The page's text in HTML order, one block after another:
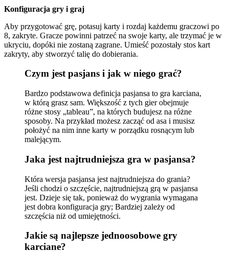
Konfiguracja gry i graj
Aby przygotować grę, potasuj karty i rozdaj każdemu graczowi po
8, zakryte. Gracze powinni patrzeć na swoje karty, ale trzymać je w
ukryciu, dopóki nie zostaną zagrane. Umieść pozostały stos kart
zakryty, aby stworzyć talię do dobierania.
Czym jest pasjans i jak w niego grać?
Bardzo podstawowa definicja pasjansa to gra karciana,
w którą grasz sam. Większość z tych gier obejmuje
różne stosy „tableau”, na których budujesz na różne
sposoby. Na przykład możesz zacząć od asa i musisz
położyć na nim inne karty w porządku rosnącym lub
malejącym.
Jaka jest najtrudniejsza gra w pasjansa?
Która wersja pasjansa jest najtrudniejsza do grania?
Jeśli chodzi o szczęście, najtrudniejszą grą w pasjansa
jest. Dzieje się tak, ponieważ do wygrania wymagana
jest dobra konfiguracja gry; Bardziej zależy od
szczęścia niż od umiejętności.
Jakie są najlepsze jednoosobowe gry
karciane?